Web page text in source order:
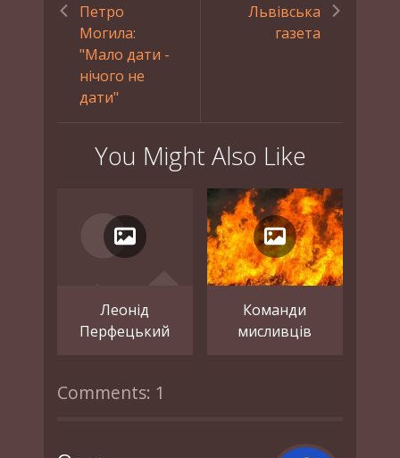
Петро
Могила:
"Мало дати -
нічого не
дати"
Львівська
газета
You Might Also Like
Леонід
Перфецький
Команди
мисливців
Comments: 1